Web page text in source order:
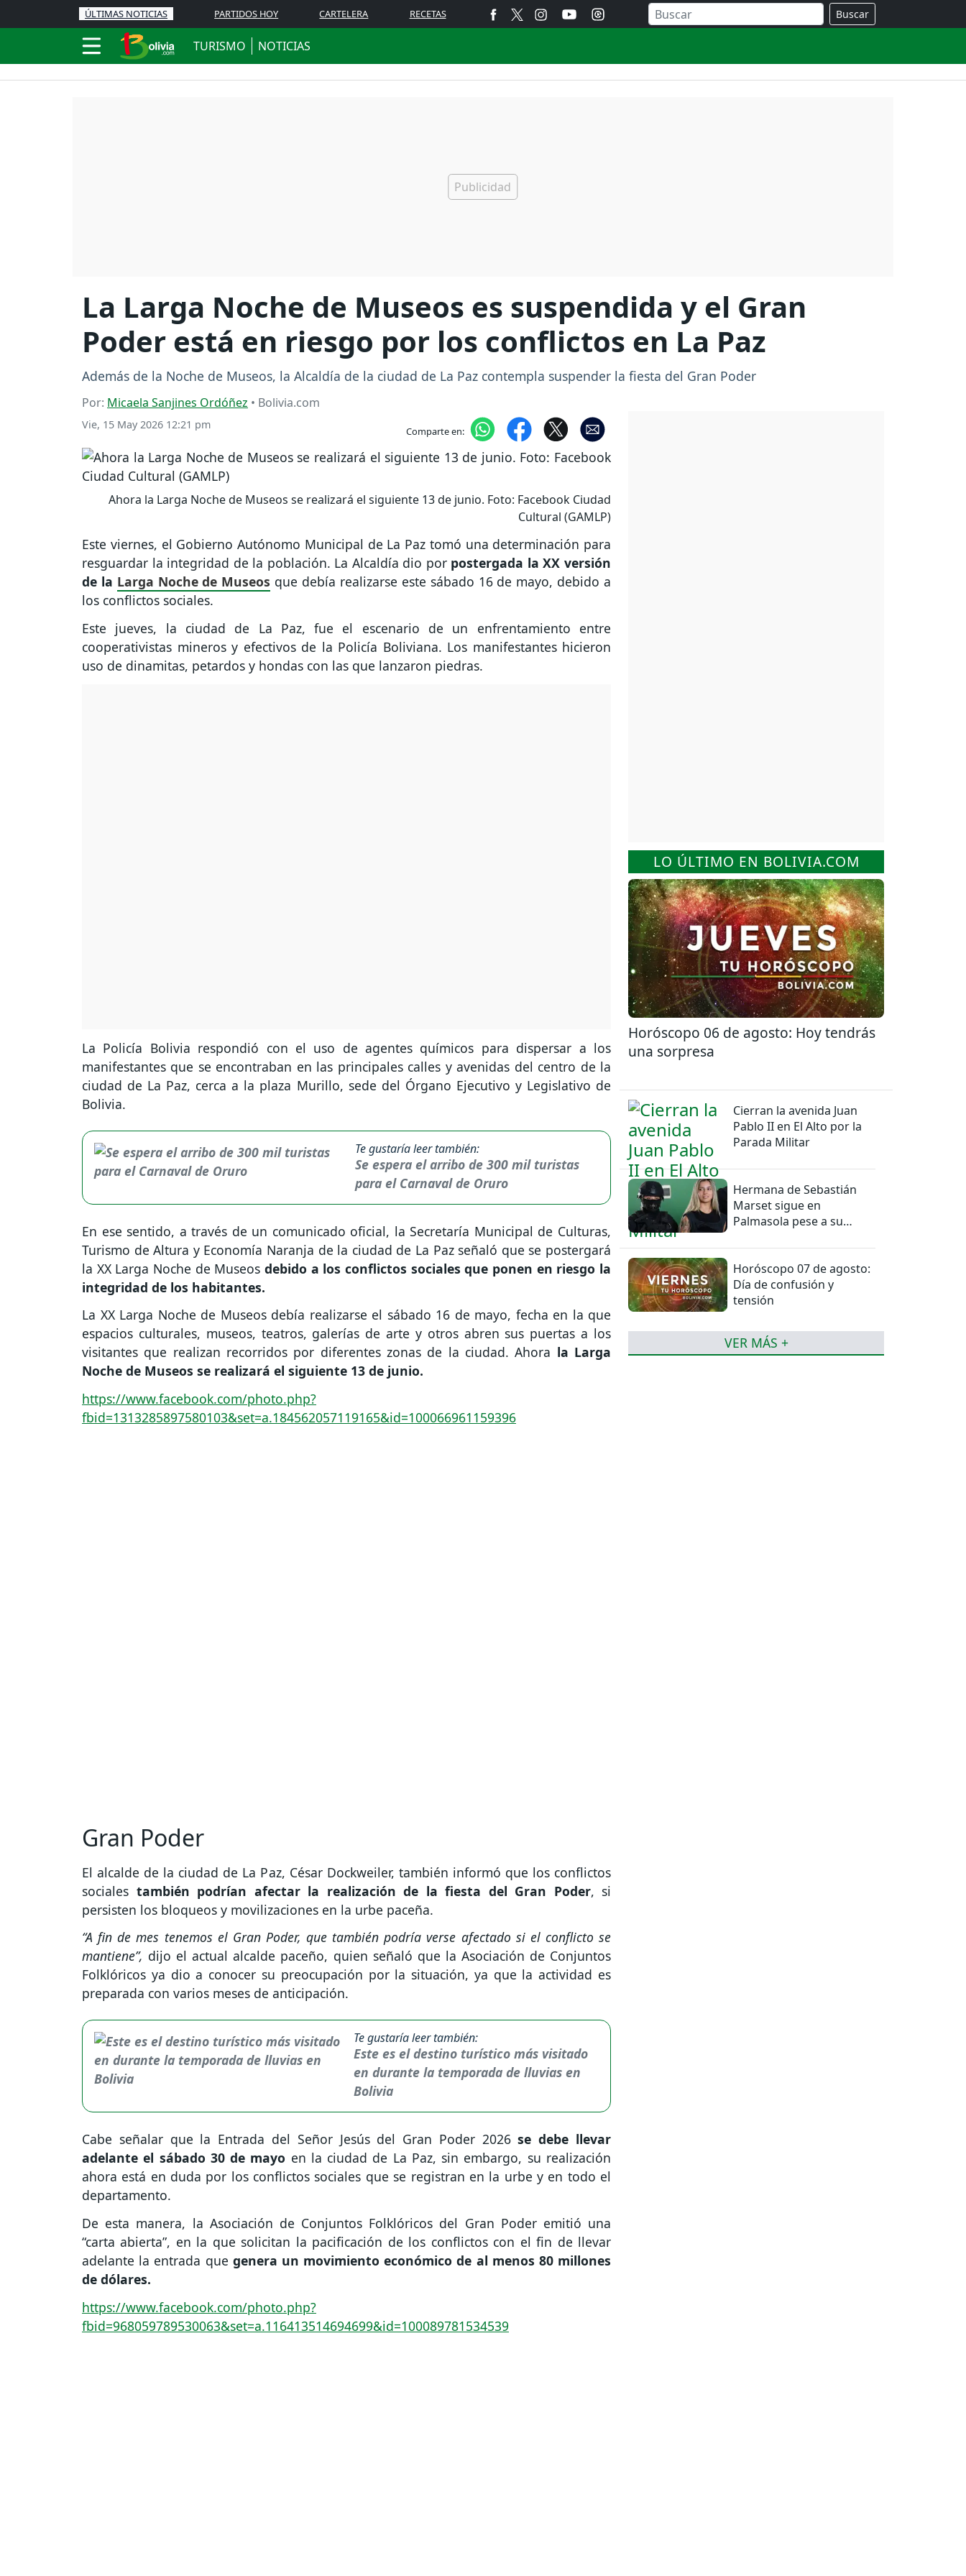
ÚLTIMAS NOTICIAS PARTIDOS HOY CARTELERA RECETAS Buscar
TURISMO NOTICIAS
La Larga Noche de Museos es suspendida y el Gran
Poder está en riesgo por los conflictos en La Paz
Además de la Noche de Museos, la Alcaldía de la ciudad de La Paz contempla suspender la fiesta del Gran Poder
Por: Micaela Sanjines Ordóñez • Bolivia.com
Vie, 15 May 2026 12:21 pm Comparte en:
Ahora la Larga Noche de Museos se realizará el siguiente 13 de junio. Foto: Facebook Ciudad
Cultural (GAMLP)
Este viernes, el Gobierno Autónomo Municipal de La Paz tomó una determinación para
resguardar la integridad de la población. La Alcaldía dio por postergada la XX versión
de la Larga Noche de Museos que debía realizarse este sábado 16 de mayo, debido a
los conflictos sociales.
Este jueves, la ciudad de La Paz, fue el escenario de un enfrentamiento entre
cooperativistas mineros y efectivos de la Policía Boliviana. Los manifestantes hicieron
uso de dinamitas, petardos y hondas con las que lanzaron piedras.
La Policía Bolivia respondió con el uso de agentes químicos para dispersar a los
manifestantes que se encontraban en las principales calles y avenidas del centro de la
ciudad de La Paz, cerca a la plaza Murillo, sede del Órgano Ejecutivo y Legislativo de
Bolivia.
Te gustaría leer también:
Se espera el arribo de 300 mil turistas
para el Carnaval de Oruro
En ese sentido, a través de un comunicado oficial, la Secretaría Municipal de Culturas,
Turismo de Altura y Economía Naranja de la ciudad de La Paz señaló que se postergará
la XX Larga Noche de Museos debido a los conflictos sociales que ponen en riesgo la
integridad de los habitantes.
La XX Larga Noche de Museos debía realizarse el sábado 16 de mayo, fecha en la que
espacios culturales, museos, teatros, galerías de arte y otros abren sus puertas a los
visitantes que realizan recorridos por diferentes zonas de la ciudad. Ahora la Larga
Noche de Museos se realizará el siguiente 13 de junio.
https://www.facebook.com/photo.php?
fbid=1313285897580103&set=a.184562057119165&id=100066961159396
Gran Poder
El alcalde de la ciudad de La Paz, César Dockweiler, también informó que los conflictos
sociales también podrían afectar la realización de la fiesta del Gran Poder, si
persisten los bloqueos y movilizaciones en la urbe paceña.
“A fin de mes tenemos el Gran Poder, que también podría verse afectado si el conflicto se
mantiene”, dijo el actual alcalde paceño, quien señaló que la Asociación de Conjuntos
Folklóricos ya dio a conocer su preocupación por la situación, ya que la actividad es
preparada con varios meses de anticipación.
Te gustaría leer también:
Este es el destino turístico más visitado
en durante la temporada de lluvias en
Bolivia
Cabe señalar que la Entrada del Señor Jesús del Gran Poder 2026se debe llevar
adelante el sábado 30 de mayo en la ciudad de La Paz, sin embargo, su realización
ahora está en duda por los conflictos sociales que se registran en la urbe y en todo el
departamento.
De esta manera, la Asociación de Conjuntos Folklóricos del Gran Poder emitió una
“carta abierta”, en la que solicitan la pacificación de los conflictos con el fin de llevar
adelante la entrada que genera un movimiento económico de al menos 80 millones
de dólares.
https://www.facebook.com/photo.php?
fbid=968059789530063&set=a.116413514694699&id=100089781534539
LO ÚLTIMO EN BOLIVIA.COM
Horóscopo 06 de agosto: Hoy tendrás
una sorpresa
Cierran la avenida Juan
Pablo II en El Alto por la
Parada Militar
Hermana de Sebastián
Marset sigue en
Palmasola pese a su
Horóscopo 07 de agosto:
Día de confusión y
tensión
VER MÁS +